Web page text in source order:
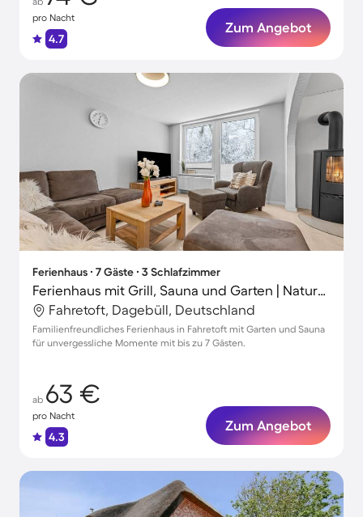
pro Nacht
4.7
Zum Angebot
Ferienhaus ∙ 7 Gäste ∙ 3 Schlafzimmer
Ferienhaus mit Grill, Sauna und Garten | Naturblick
Fahretoft, Dagebüll, Deutschland
Familienfreundliches Ferienhaus in Fahretoft mit Garten und Sauna
für unvergessliche Momente mit bis zu 7 Gästen.
ab 63 €
pro Nacht
4.3
Zum Angebot